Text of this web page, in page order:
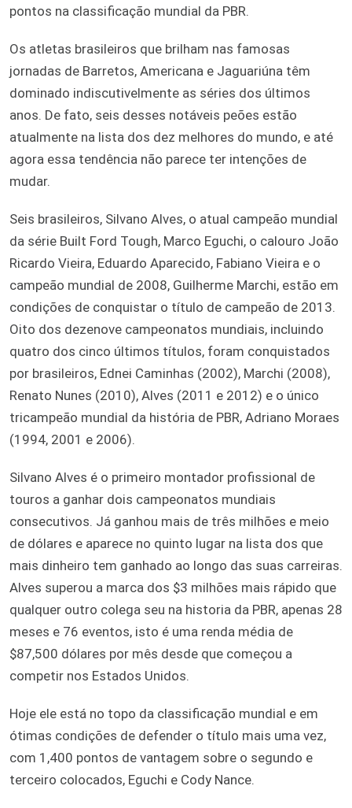
pontos na classificação mundial da PBR.
Os atletas brasileiros que brilham nas famosas
jornadas de Barretos, Americana e Jaguariúna têm
dominado indiscutivelmente as séries dos últimos
anos. De fato, seis desses notáveis peões estão
atualmente na lista dos dez melhores do mundo, e até
agora essa tendência não parece ter intenções de
mudar.
Seis brasileiros, Silvano Alves, o atual campeão mundial
da série Built Ford Tough, Marco Eguchi, o calouro João
Ricardo Vieira, Eduardo Aparecido, Fabiano Vieira e o
campeão mundial de 2008, Guilherme Marchi, estão em
condições de conquistar o título de campeão de 2013.
Oito dos dezenove campeonatos mundiais, incluindo
quatro dos cinco últimos títulos, foram conquistados
por brasileiros, Ednei Caminhas (2002), Marchi (2008),
Renato Nunes (2010), Alves (2011 e 2012) e o único
tricampeão mundial da história de PBR, Adriano Moraes
(1994, 2001 e 2006).
Silvano Alves é o primeiro montador profissional de
touros a ganhar dois campeonatos mundiais
consecutivos. Já ganhou mais de três milhões e meio
de dólares e aparece no quinto lugar na lista dos que
mais dinheiro tem ganhado ao longo das suas carreiras.
Alves superou a marca dos $3 milhões mais rápido que
qualquer outro colega seu na historia da PBR, apenas 28
meses e 76 eventos, isto é uma renda média de
$87,500 dólares por mês desde que começou a
competir nos Estados Unidos.
Hoje ele está no topo da classificação mundial e em
ótimas condições de defender o título mais uma vez,
com 1,400 pontos de vantagem sobre o segundo e
terceiro colocados, Eguchi e Cody Nance.